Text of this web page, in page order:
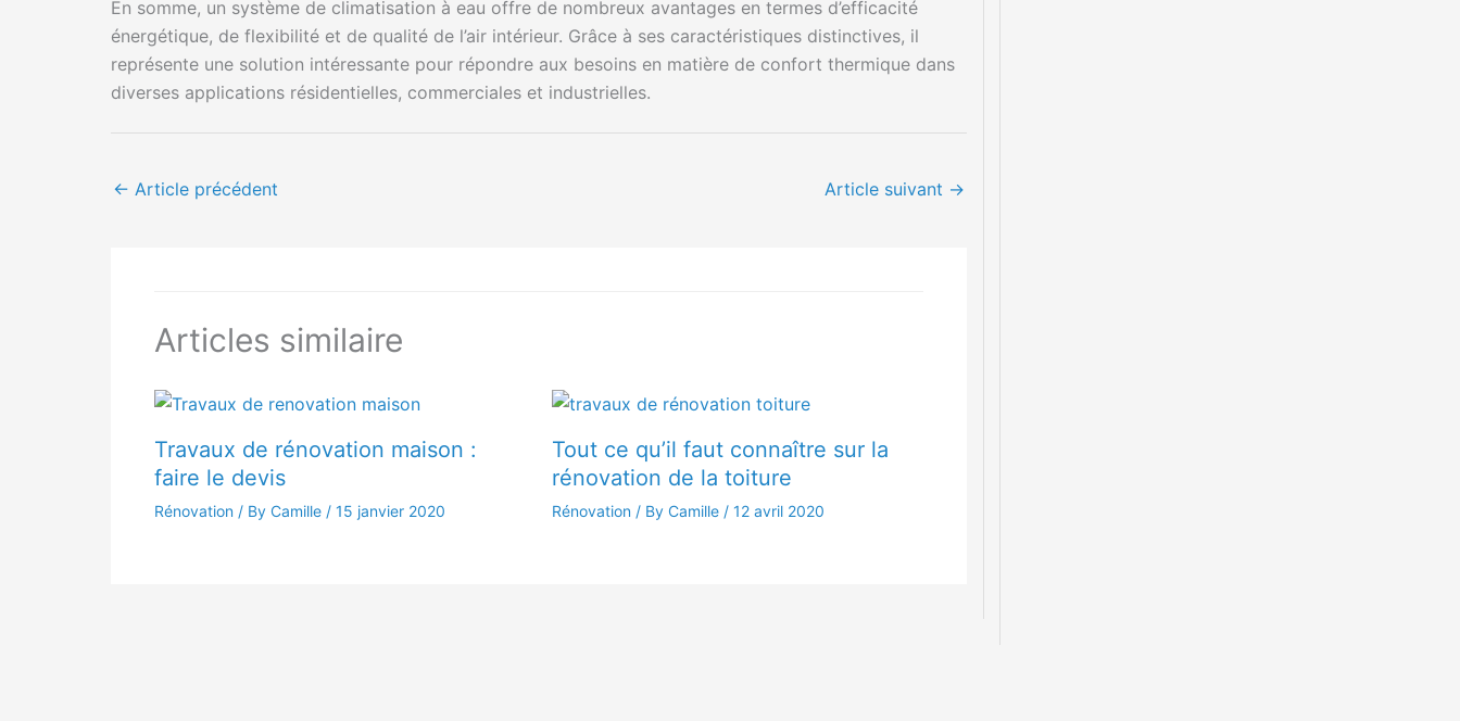
En somme, un système de climatisation à eau offre de nombreux avantages en termes d’efficacité
énergétique, de flexibilité et de qualité de l’air intérieur. Grâce à ses caractéristiques distinctives, il
représente une solution intéressante pour répondre aux besoins en matière de confort thermique dans
diverses applications résidentielles, commerciales et industrielles.
← Article précédent Article suivant →
Articles similaire
Travaux de rénovation maison :
faire le devis
Rénovation / By Camille / 15 janvier 2020
Tout ce qu’il faut connaître sur la
rénovation de la toiture
Rénovation / By Camille /12 avril 2020